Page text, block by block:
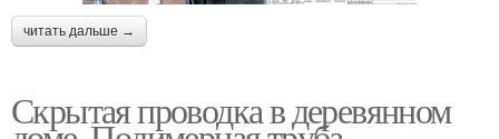
читать дальше →
Скрытая проводка в деревянном